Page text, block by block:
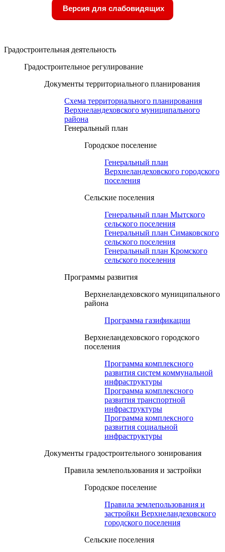
Версия для слабовидящих
Градостроительная деятельность
Градостроительное регулирование
Документы территориального планирования
Схема территориального планирования
Верхнеландеховского муниципального
района
Генеральный план
Городское поселение
Генеральный план
Верхнеландеховского городского
поселения
Сельские поселения
Генеральный план Мытского
сельского поселения
Генеральный план Симаковского
сельского поселения
Генеральный план Кромского
сельского поселения
Программы развития
Верхнеландеховского муниципального
района
Программа газификации
Верхнеландеховского городского
поселения
Программа комплексного
развития систем коммунальной
инфраструктуры
Программа комплексного
развития транспортной
инфраструктуры
Программа комплексного
развития социальной
инфраструктуры
Документы градостроительного зонирования
Правила землепользования и застройки
Городское поселение
Правила землепользования и
застройки Верхнеландеховского
городского поселения
Сельские поселения